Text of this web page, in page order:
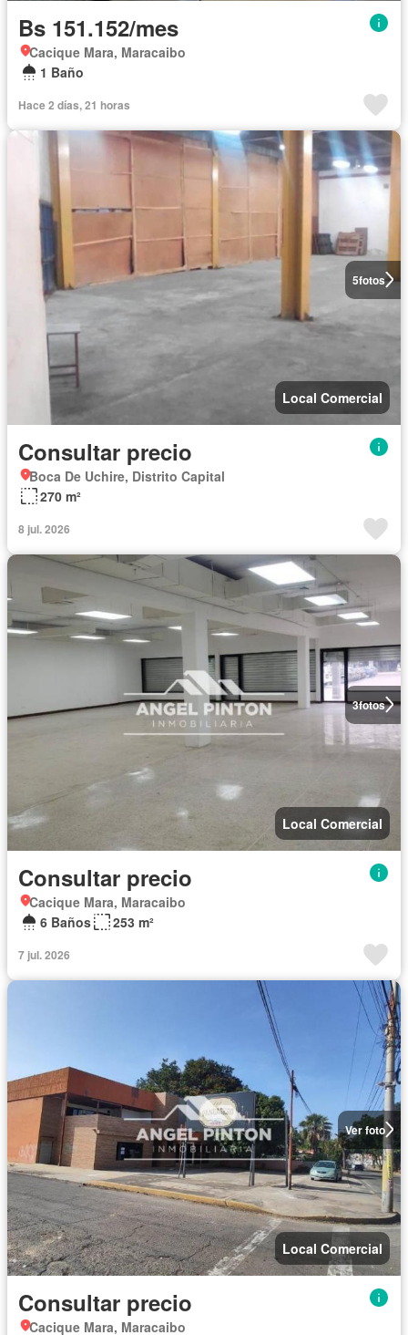
Bs 151.152/mes
Cacique Mara, Maracaibo
1 Baño
Hace 2 días, 21 horas
5fotos
Local Comercial
Consultar precio
Boca De Uchire, Distrito Capital
270 m²
8 jul. 2026
3fotos
Local Comercial
Consultar precio
Cacique Mara, Maracaibo
6 Baños
253 m²
7 jul. 2026
Ver foto
Local Comercial
Consultar precio
Cacique Mara, Maracaibo